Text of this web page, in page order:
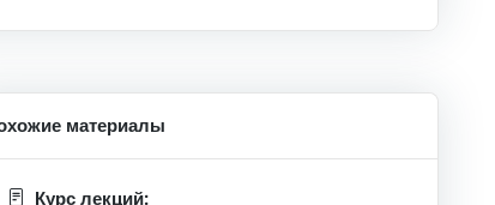
материалы
Курс лекций: